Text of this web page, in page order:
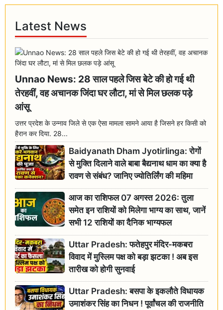
Latest News
Unnao News: 28 साल पहले जिस बेटे की हो गई थी
तेरहवीं, वह अचानक जिंदा घर लौटा, मां से मिल छलक पड़े
आंसू
उत्तर प्रदेश के उन्नाव जिले से एक ऐसा मामला सामने आया है जिसने हर किसी को
हैरान कर दिया. 28...
Baidyanath Dham Jyotirlinga: रोगों
से मुक्ति दिलाने वाले बाबा बैद्यनाथ धाम का क्या है
रावण से संबंध? जानिए ज्योतिर्लिंग की महिमा
आज का राशिफल 07 अगस्त 2026: तुला
समेत इन राशियों को मिलेगा भाग्य का साथ, जानें
सभी 12 राशियों का दैनिक भाग्यफल
Uttar Pradesh: फतेहपुर मंदिर-मकबरा
विवाद में मुस्लिम पक्ष को बड़ा झटका ! अब इस
तारीख को होगी सुनवाई
Uttar Pradesh: बसपा के इकलौते विधायक
उमाशंकर सिंह का निधन ! पूर्वांचल की राजनीति